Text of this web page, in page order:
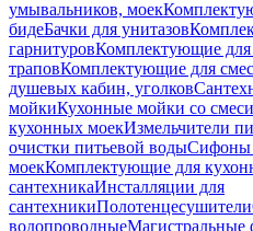
умывальников, моек
бидеБачки для унитазов
гарнитуровКомплектующие
траповКомплектующие для
душевых кабин, уголков
мойкиКухонные мойки со
кухонных моекИзмельчители
очистки питьевой водыСифоны
моекКомплектующие для
сантехникаИнсталляции для
сантехникиПолотенцесушители
водопроводныеМагистральные